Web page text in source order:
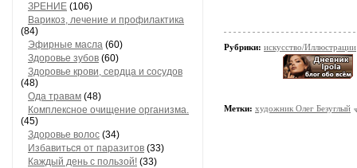
ЗРЕНИЕ (106)
Варикоз, лечение и профилактика
(84)
Эфирные масла (60)
Здоровье зубов (60)
Здоровье крови, сердца и сосудов
(48)
Ода травам (48)
Комплексное очищение организма.
(45)
Здоровье волос (34)
Избавиться от паразитов (33)
Каждый день с пользой! (33)
Рубрики: искусство/Иллюстрации
Метки: художник Олег Безуглый